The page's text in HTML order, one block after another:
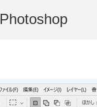
Photoshop